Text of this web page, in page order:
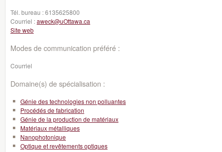
Tél. bureau :6135625800
Courriel :aweck@uOttawa.ca
Site web
Modes de communication préféré :
Courriel
Domaine(s) de spécialisation :
Génie des technologies non polluantes
Procédés de fabrication
Génie de la production de matériaux
Matériaux métalliques
Nanophotonique
Optique et revêtements optiques